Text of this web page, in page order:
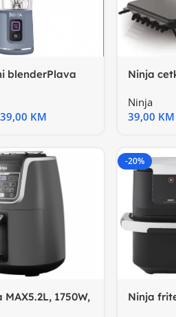
blenderPlava
KM
Ninja
Ninja
39,00 KM
1750W,
-20%
Ninja